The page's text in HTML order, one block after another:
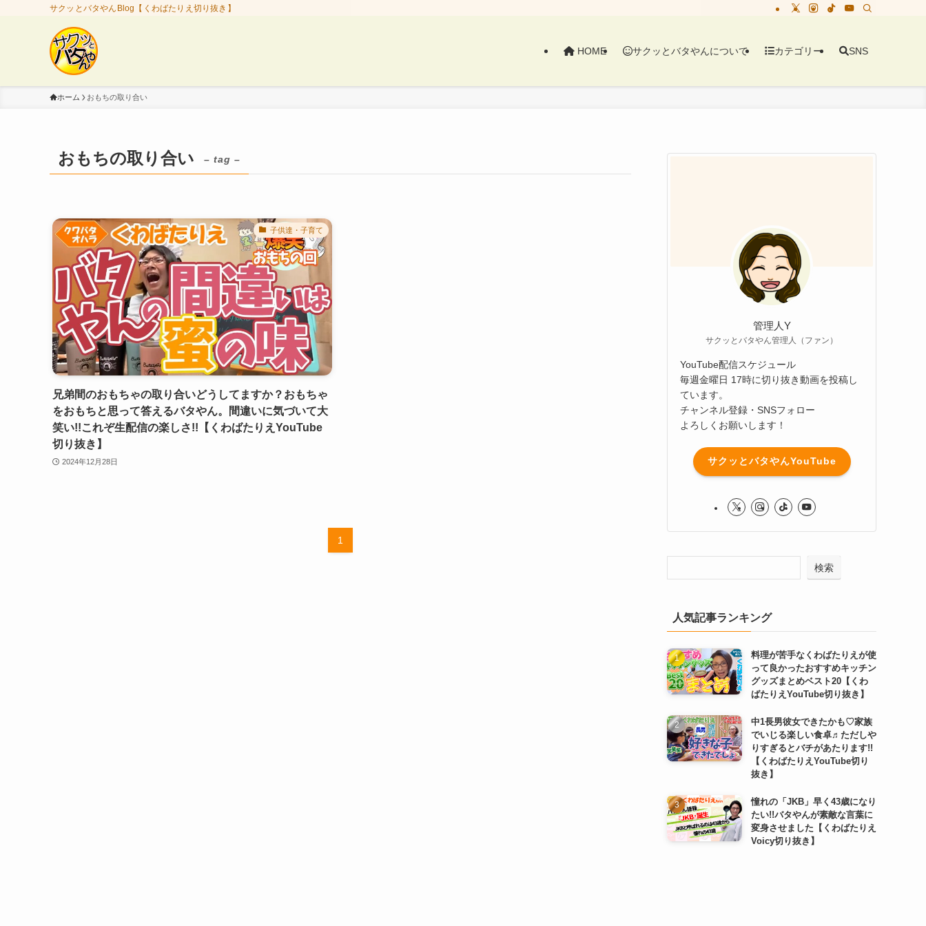
サクッとバタやんBlog【くわばたりえ切り抜き】
HOME サクッとバタやんについて カテゴリー SNS
ホーム おもちの取り合い
おもちの取り合い – tag –
子供達・子育て
兄弟間のおもちゃの取り合いどうしてますか？おもちゃ
をおもちと思って答えるバタやん。間違いに気づいて大
笑い!!これぞ生配信の楽しさ!!【くわばたりえYouTube
切り抜き】
2024年12月28日
1
管理人Y
サクッとバタやん管理人（ファン）
YouTube配信スケジュール
毎週金曜日 17時に切り抜き動画を投稿し
ています。
チャンネル登録・SNSフォロー
よろしくお願いします！
サクッとバタやんYouTube
検索
人気記事ランキング
料理が苦手なくわばたりえが使
って良かったおすすめキッチン
グッズまとめベスト20【くわ
ばたりえYouTube切り抜き】
中1長男彼女できたかも♡家族
でいじる楽しい食卓♬ただしや
りすぎるとバチがあたります!!
【くわばたりえYouTube切り
抜き】
憧れの「JKB」早く43歳になり
たい!!バタやんが素敵な言葉に
変身させました【くわばたりえ
Voicy切り抜き】